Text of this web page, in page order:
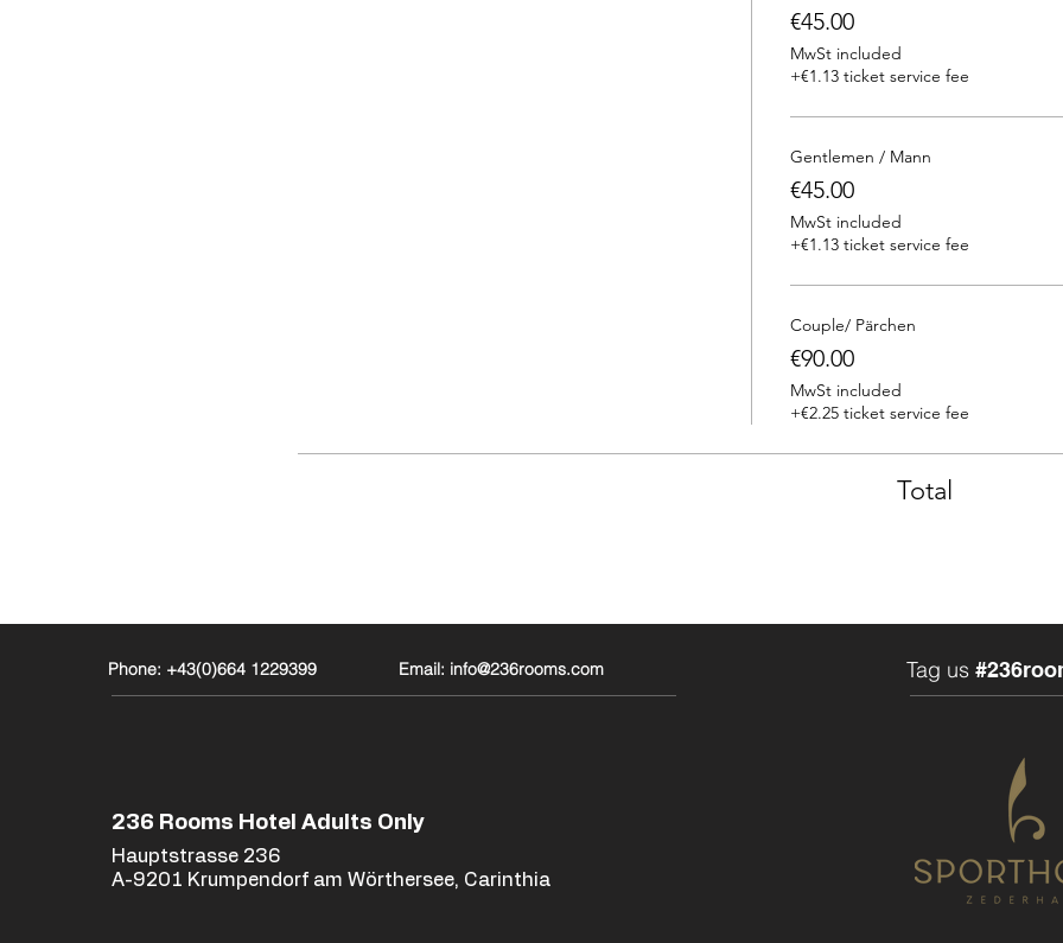
€45.00
MwSt included
+€1.13 ticket service fee
Gentlemen / Mann
€45.00
MwSt included
+€1.13 ticket service fee
Couple/ Pärchen
€90.00
MwSt included
+€2.25 ticket service fee
Total
Phone: +43(0)664 1229399 Email: info@236rooms.com
236 Rooms Hotel Adults Only
Hauptstrasse 236
A-9201 Krumpendorf am Wörthersee, Carinthia
Tag us